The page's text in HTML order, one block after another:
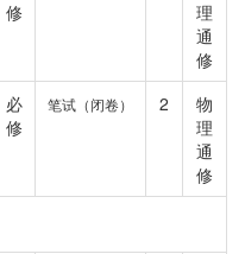
修
理
通
修
必
修
笔试（闭卷） 2
物
理
通
修